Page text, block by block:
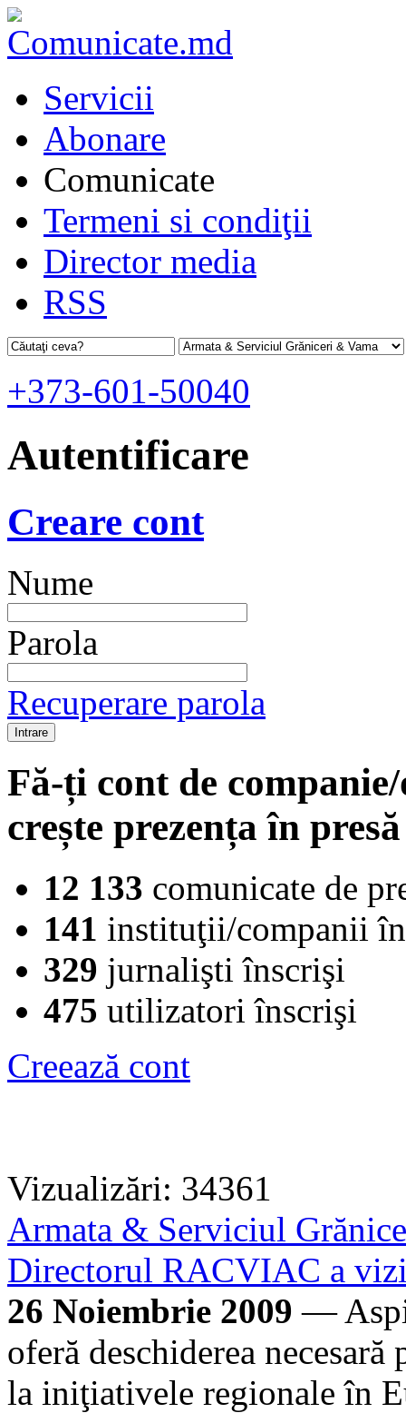
Servicii
Abonare
Comunicate
Termeni si condiţii
Director media
RSS
+373-601-50040
Autentificare
Creare cont
Nume
Parola
Recuperare parola
Fă-ți cont de
crește prezența în
12 133 comunicate de
141 instituţii/companii
329 jurnalişti înscrişi
475 utilizatori înscrişi
Creează cont
Vizualizări: 34361
Armata & Serviciul
Directorul RACVIAC a
26 Noiembrie 2009 —
oferă deschiderea
la iniţiativele regionale în